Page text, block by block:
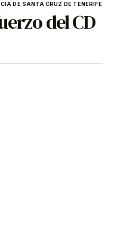
DE SANTA CRUZ DE TENERIFE
del CD